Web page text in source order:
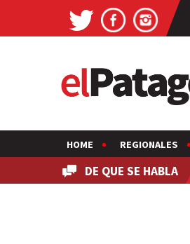
HOME REGIONALES
DE QUE SE HABLA